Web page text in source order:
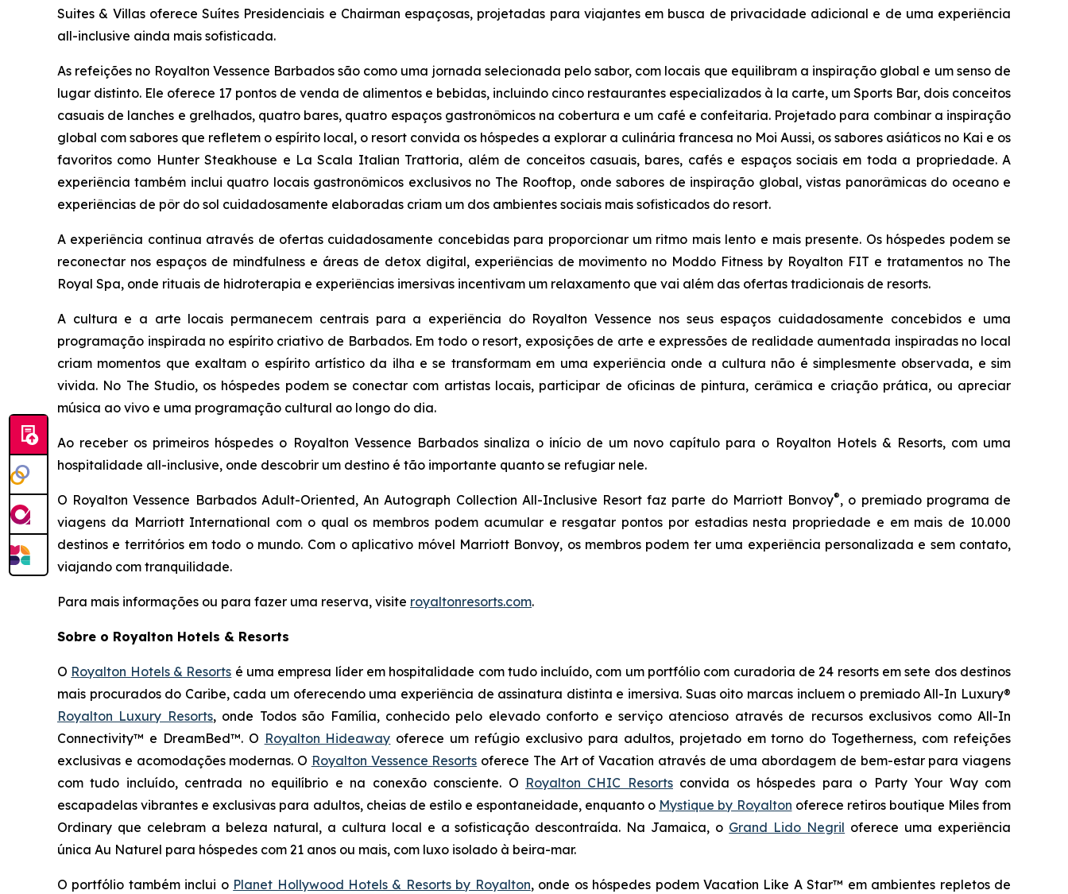
Suites & Villas oferece Suítes Presidenciais e Chairman espaçosas, projetadas para viajantes em busca de privacidade adicional e de uma experiência
all-inclusive ainda mais sofisticada.
As refeições no Royalton Vessence Barbados são como uma jornada selecionada pelo sabor, com locais que equilibram a inspiração global e um senso de
lugar distinto. Ele oferece 17 pontos de venda de alimentos e bebidas, incluindo cinco restaurantes especializados à la carte, um Sports Bar, dois conceitos
casuais de lanches e grelhados, quatro bares, quatro espaços gastronômicos na cobertura e um café e confeitaria. Projetado para combinar a inspiração
global com sabores que refletem o espírito local, o resort convida os hóspedes a explorar a culinária francesa no Moi Aussi, os sabores asiáticos no Kai e os
favoritos como Hunter Steakhouse e La Scala Italian Trattoria, além de conceitos casuais, bares, cafés e espaços sociais em toda a propriedade. A
experiência também inclui quatro locais gastronômicos exclusivos no The Rooftop, onde sabores de inspiração global, vistas panorâmicas do oceano e
experiências de pôr do sol cuidadosamente elaboradas criam um dos ambientes sociais mais sofisticados do resort.
A experiência continua através de ofertas cuidadosamente concebidas para proporcionar um ritmo mais lento e mais presente. Os hóspedes podem se
reconectar nos espaços de mindfulness e áreas de detox digital, experiências de movimento no Moddo Fitness by Royalton FIT e tratamentos no The
Royal Spa, onde rituais de hidroterapia e experiências imersivas incentivam um relaxamento que vai além das ofertas tradicionais de resorts.
A cultura e a arte locais permanecem centrais para a experiência do Royalton Vessence nos seus espaços cuidadosamente concebidos e uma
programação inspirada no espírito criativo de Barbados. Em todo o resort, exposições de arte e expressões de realidade aumentada inspiradas no local
criam momentos que exaltam o espírito artístico da ilha e se transformam em uma experiência onde a cultura não é simplesmente observada, e sim
vivida. No The Studio, os hóspedes podem se conectar com artistas locais, participar de oficinas de pintura, cerâmica e criação prática, ou apreciar
música ao vivo e uma programação cultural ao longo do dia.
Ao receber os primeiros hóspedes o Royalton Vessence Barbados sinaliza o início de um novo capítulo para o Royalton Hotels & Resorts, com uma
hospitalidade all-inclusive, onde descobrir um destino é tão importante quanto se refugiar nele.
O Royalton Vessence Barbados Adult-Oriented, An Autograph Collection All-Inclusive Resort faz parte do Marriott Bonvoy®, o premiado programa de
viagens da Marriott International com o qual os membros podem acumular e resgatar pontos por estadias nesta propriedade e em mais de 10.000
destinos e territórios em todo o mundo. Com o aplicativo móvel Marriott Bonvoy, os membros podem ter uma experiência personalizada e sem contato,
viajando com tranquilidade.
Para mais informações ou para fazer uma reserva, visite royaltonresorts.com.
Sobre o Royalton Hotels & Resorts
O Royalton Hotels & Resorts é uma empresa líder em hospitalidade com tudo incluído, com um portfólio com curadoria de 24 resorts em sete dos destinos
mais procurados do Caribe, cada um oferecendo uma experiência de assinatura distinta e imersiva. Suas oito marcas incluem o premiado All-In Luxury®
Royalton Luxury Resorts, onde Todos são Família, conhecido pelo elevado conforto e serviço atencioso através de recursos exclusivos como All-In
Connectivity™ e DreamBed™. O Royalton Hideaway oferece um refúgio exclusivo para adultos, projetado em torno do Togetherness, com refeições
exclusivas e acomodações modernas. O Royalton Vessence Resorts oferece The Art of Vacation através de uma abordagem de bem-estar para viagens
com tudo incluído, centrada no equilíbrio e na conexão consciente. O Royalton CHIC Resortsconvida os hóspedes para o Party Your Waycom
escapadelas vibrantes e exclusivas para adultos, cheias de estilo e espontaneidade, enquanto o Mystique by Royalton oferece retiros boutique Miles from
Ordinary que celebram a beleza natural, a cultura local e a sofisticação descontraída. Na Jamaica, o Grand Lido Negril oferece uma experiência
única Au Naturel para hóspedes com 21 anos ou mais, com luxo isolado à beira-mar.
O portfólio também inclui o Planet Hollywood Hotels & Resorts by Royalton, onde os hóspedes podem Vacation Like A Star™ em ambientes repletos de